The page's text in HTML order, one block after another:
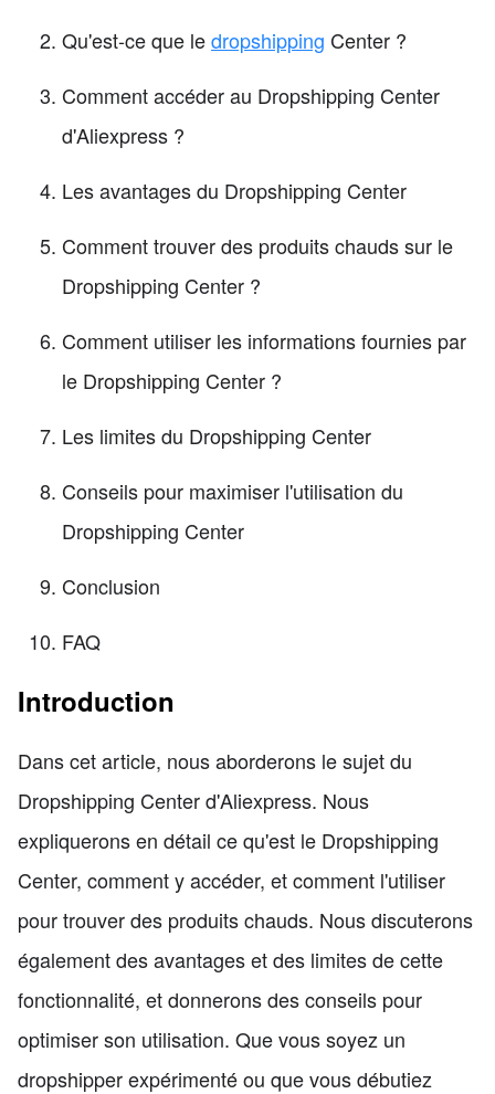
Qu'est-ce que ledropshipping Center ?
Comment accéder au Dropshipping Center
d'Aliexpress ?
Les avantages du Dropshipping Center
Comment trouver des produits chauds sur le
Dropshipping Center ?
Comment utiliser les informations fournies par
le Dropshipping Center ?
Les limites du Dropshipping Center
Conseils pour maximiser l'utilisation du
Dropshipping Center
Conclusion
FAQ
Introduction
Dans cet article, nous aborderons le sujet du
Dropshipping Center d'Aliexpress. Nous
expliquerons en détail ce qu'est le Dropshipping
Center, comment y accéder, et comment l'utiliser
pour trouver des produits chauds. Nous discuterons
également des avantages et des limites de cette
fonctionnalité, et donnerons des conseils pour
optimiser son utilisation. Que vous soyez un
dropshipper expérimenté ou que vous débutiez